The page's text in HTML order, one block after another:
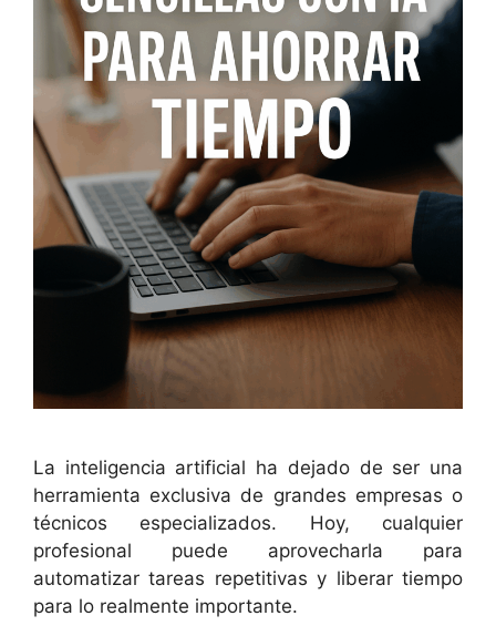
La inteligencia artificial ha dejado de ser una
herramienta exclusiva de grandes empresas o
técnicos especializados. Hoy, cualquier
profesional puede aprovecharla para
automatizar tareas repetitivas y liberar tiempo
para lo realmente importante.